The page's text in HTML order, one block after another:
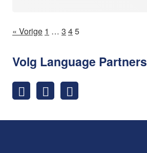
« Vorige 1 … 3 45
Volg Language Partners